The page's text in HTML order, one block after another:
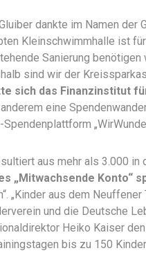
dankte im Namen
Kleinschwimmhalle ist
Sanierung
sind wir der
sich das Finanzinstitut
eine
aus mehr als 3.000
„Mitwachsende Konto“
„Kinder aus dem
und die Deutsche
Heiko Kaiser
bis zu 150